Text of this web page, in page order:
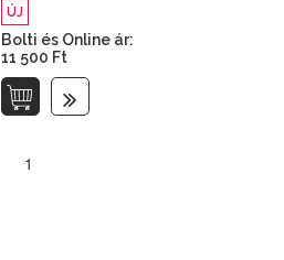
ÚJ
Bolti és Online ár:
11 500 Ft
1